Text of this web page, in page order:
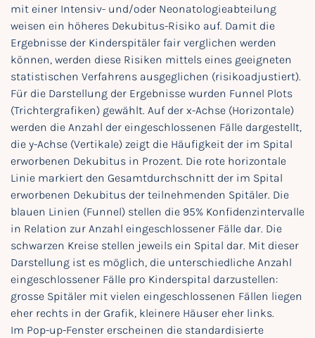
mit einer Intensiv- und/oder Neonatologieabteilung
weisen ein höheres Dekubitus-Risiko auf. Damit die
Ergebnisse der Kinderspitäler fair verglichen werden
können, werden diese Risiken mittels eines geeigneten
statistischen Verfahrens ausgeglichen (risikoadjustiert).
Für die Darstellung der Ergebnisse wurden Funnel Plots
(Trichtergrafiken) gewählt. Auf der x-Achse (Horizontale)
werden die Anzahl der eingeschlossenen Fälle dargestellt,
die y-Achse (Vertikale) zeigt die Häufigkeit der im Spital
erworbenen Dekubitus in Prozent. Die rote horizontale
Linie markiert den Gesamtdurchschnitt der im Spital
erworbenen Dekubitus der teilnehmenden Spitäler. Die
blauen Linien (Funnel) stellen die 95% Konfidenzintervalle
in Relation zur Anzahl eingeschlossener Fälle dar. Die
schwarzen Kreise stellen jeweils ein Spital dar. Mit dieser
Darstellung ist es möglich, die unterschiedliche Anzahl
eingeschlossener Fälle pro Kinderspital darzustellen:
grosse Spitäler mit vielen eingeschlossenen Fällen liegen
eher rechts in der Grafik, kleinere Häuser eher links.
Im Pop-up-Fenster erscheinen die standardisierte